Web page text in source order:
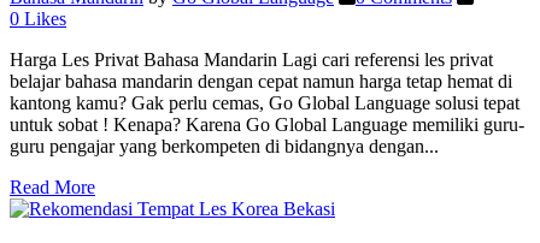
0 Likes
Harga Les Privat Bahasa Mandarin Lagi cari referensi les privat
belajar bahasa mandarin dengan cepat namun harga tetap hemat di
kantong kamu? Gak perlu cemas, Go Global Language solusi tepat
untuk sobat ! Kenapa? Karena Go Global Language memiliki guru-
guru pengajar yang berkompeten di bidangnya dengan...
Read More